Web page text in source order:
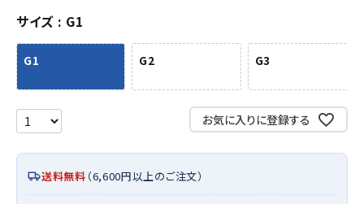
サイズ G1
G1 G2 G3
お気に入りに登録する
送料無料 （6,600円以上のご注文）